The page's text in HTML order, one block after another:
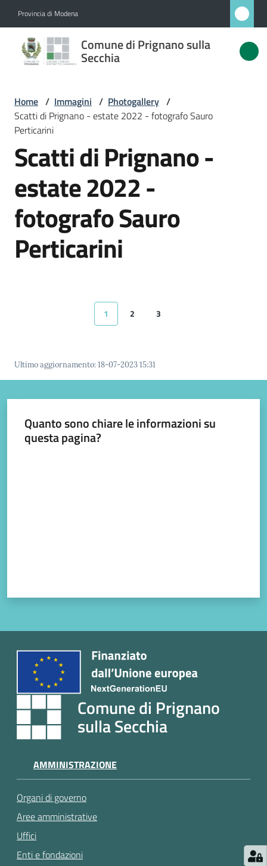
Provincia di Modena
Comune di Prignano sulla
Secchia
Comune
di
sulla
Secchia
Amministrazione
Novità
Servizi
Vivere
P
r
u
m
t
o
Tutti
gli
argomenti...
Home / Immagini / Photogallery /
Scatti di Prignano - estate 2022 - fotografo Sauro
Perticarini
Scatti di Prignano -
estate 2022 -
fotografo Sauro
Perticarini
Pagina precedente
Pagina
1 Pagina
2 Pagina
3
Ultimo aggiornamento:18-07-2023 15:31
Quanto sono chiare le informazioni su
questa pagina?
Comune di Prignano
sulla Secchia
AMMINISTRAZIONE
Organi di governo
Aree amministrative
Uffici
Enti e fondazioni